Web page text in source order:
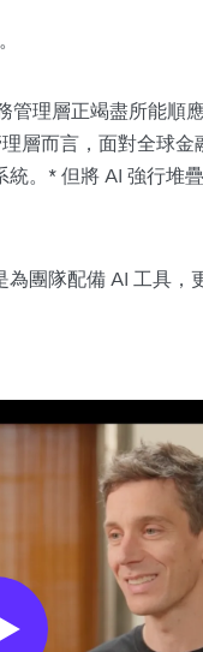
理層正竭盡所能順
層而言，面對全球
。* 但將 AI 強行堆
團隊配備 AI 工具，